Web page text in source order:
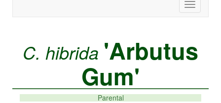
Toggle
navigation
C. hibrida 'Arbutus
Gum'
Parental